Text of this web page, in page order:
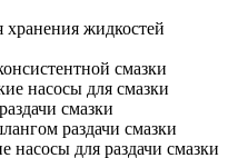
жидкостей
смазки
насосы для смазки
смазки
раздачи смазки
насосы для раздачи смазки